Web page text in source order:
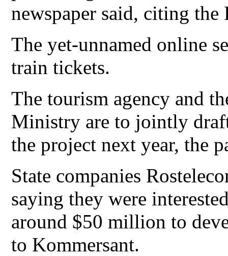
newspaper said, citing the
The yet-unnamed online
train tickets.
The tourism agency and
Ministry are to jointly
the project next year, the
State companies
saying they were
around $50 million to
to Kommersant.